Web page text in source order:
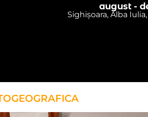
august -
Sighișoara, Alba